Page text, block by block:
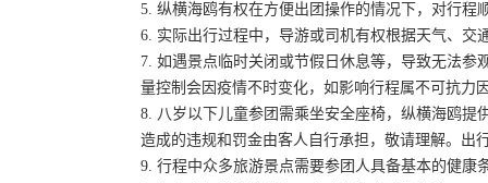
5. 纵横海鸥有权在方便出团操作的情况下，对行
6. 实际出行过程中，导游或司机有权根据天气、
7. 如遇景点临时关闭或节假日休息等，导致无法
量控制会因疫情不时变化，如影响行程属不可抗力
8. 八岁以下儿童参团需乘坐安全座椅，纵横海鸥提
造成的违规和罚金由客人自行承担，敬请理解。出
9. 行程中众多旅游景点需要参团人具备基本的健